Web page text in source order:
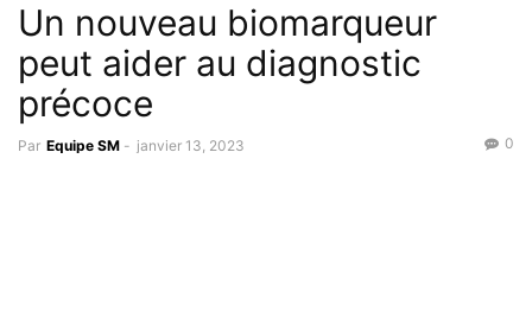
Un nouveau biomarqueur
peut aider au diagnostic
précoce
Par Equipe SM - janvier 13, 2023 0